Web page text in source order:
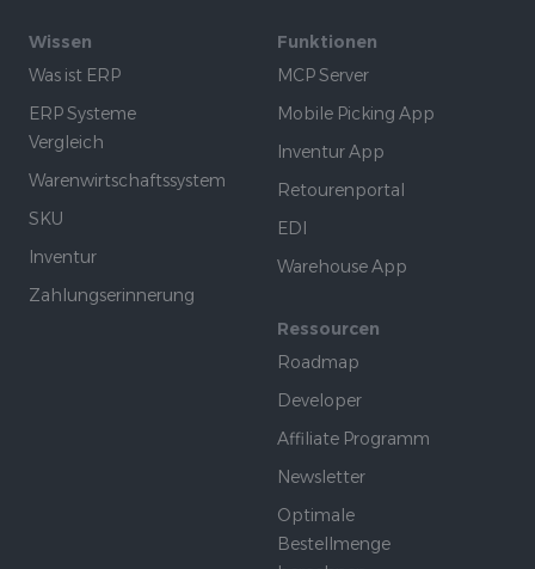
Wissen
Was ist ERP
ERP Systeme
Vergleich
Warenwirtschaftssystem
SKU
Inventur
Zahlungserinnerung
Funktionen
MCP Server
Mobile Picking App
Inventur App
Retourenportal
EDI
Warehouse App
Ressourcen
Roadmap
Developer
Affiliate Programm
Newsletter
Optimale
Bestellmenge